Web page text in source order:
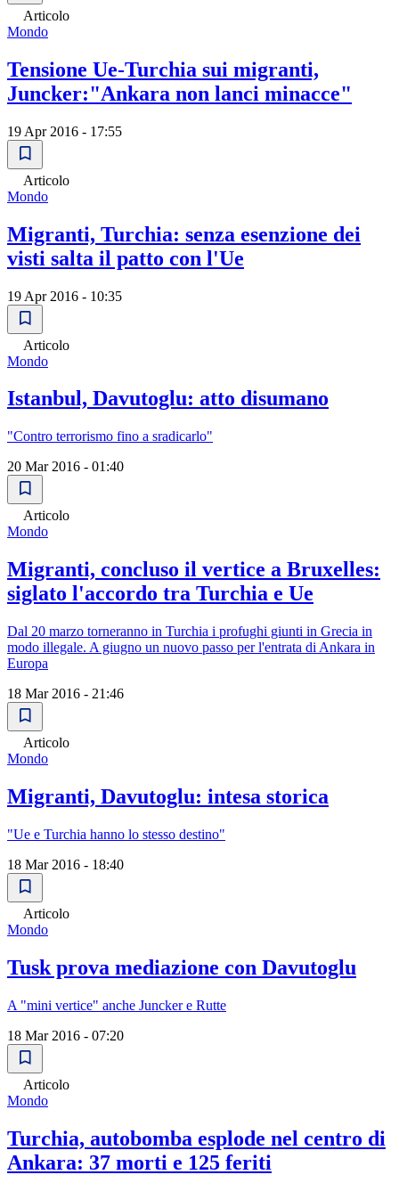
Articolo
Mondo
Tensione Ue-Turchia sui migranti,
Juncker:"Ankara non lanci minacce"
19 Apr 2016 - 17:55
Articolo
Mondo
Migranti, Turchia: senza esenzione dei
visti salta il patto con l'Ue
19 Apr 2016 - 10:35
Articolo
Mondo
Istanbul, Davutoglu: atto disumano
"Contro terrorismo fino a sradicarlo"
20 Mar 2016 - 01:40
Articolo
Mondo
Migranti, concluso il vertice a Bruxelles:
siglato l'accordo tra Turchia e Ue
Dal 20 marzo torneranno in Turchia i profughi giunti in Grecia in
modo illegale. A giugno un nuovo passo per l'entrata di Ankara in
Europa
18 Mar 2016 - 21:46
Articolo
Mondo
Migranti, Davutoglu: intesa storica
"Ue e Turchia hanno lo stesso destino"
18 Mar 2016 - 18:40
Articolo
Mondo
Tusk prova mediazione con Davutoglu
A "mini vertice" anche Juncker e Rutte
18 Mar 2016 - 07:20
Articolo
Mondo
Turchia, autobomba esplode nel centro di
Ankara: 37 morti e 125 feriti